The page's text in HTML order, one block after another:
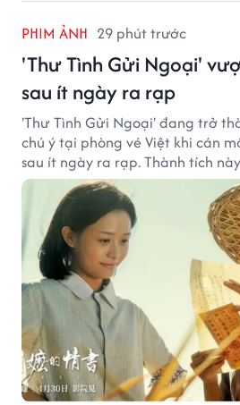
PHIM ẢNH 29 phút trước
'Thư Tình Gửi Ngoại'
sau ít ngày ra rạp
'Thư Tình Gửi Ngoại' đang trở
chú ý tại phòng vé Việt khi cán
sau ít ngày ra rạp. Thành tích
kỳ vọng ban đầu và duy trì sức
tranh của nhiều tác phẩm lớn.